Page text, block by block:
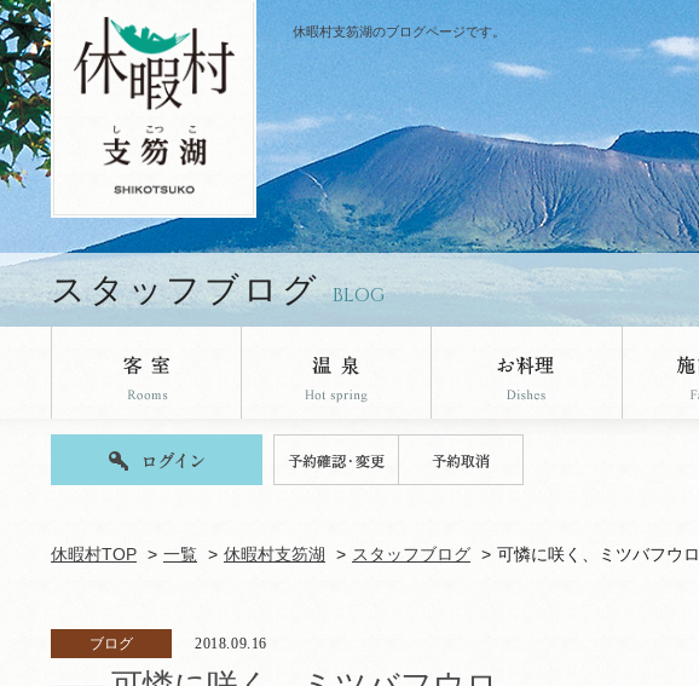
休暇村支笏湖のブログページです。
スタッフブログ BLOG
休暇村TOP 一覧 休暇村支笏湖 スタッフブログ 可憐に咲く、ミツバフウロ
ブログ 2018.09.16